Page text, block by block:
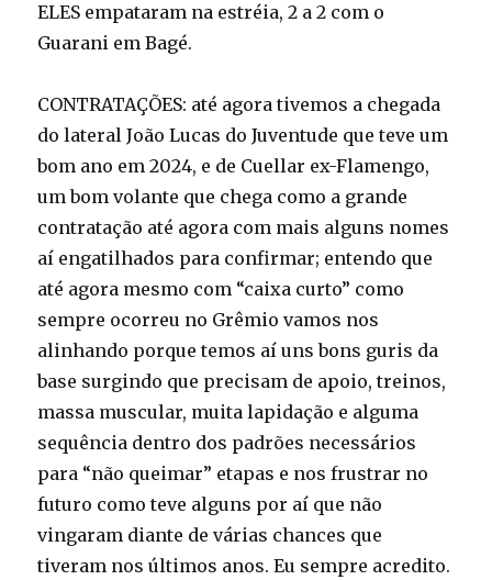
ELES empataram na estréia, 2 a 2 com o
Guarani em Bagé.
CONTRATAÇÕES: até agora tivemos a chegada
do lateral João Lucas do Juventude que teve um
bom ano em 2024, e de Cuellar ex-Flamengo,
um bom volante que chega como a grande
contratação até agora com mais alguns nomes
aí engatilhados para confirmar; entendo que
até agora mesmo com “caixa curto” como
sempre ocorreu no Grêmio vamos nos
alinhando porque temos aí uns bons guris da
base surgindo que precisam de apoio, treinos,
massa muscular, muita lapidação e alguma
sequência dentro dos padrões necessários
para “não queimar” etapas e nos frustrar no
futuro como teve alguns por aí que não
vingaram diante de várias chances que
tiveram nos últimos anos. Eu sempre acredito.